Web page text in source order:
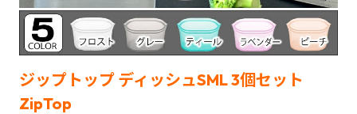
ジップトップ ディッシュSML 3個セット
ZipTop